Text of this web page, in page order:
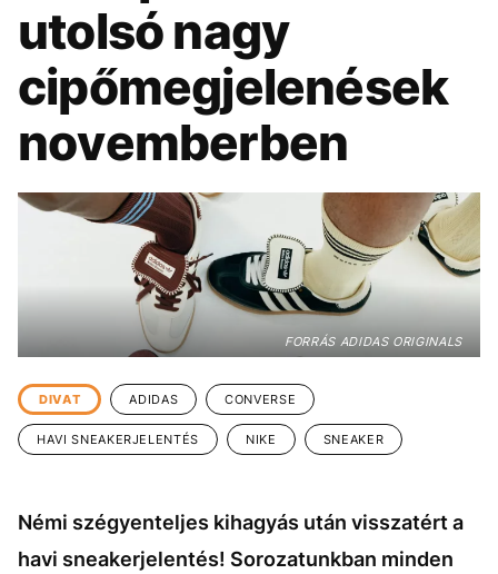
ÉLETMÓD DESIGN
BESZÉLGETÉSEK ARCOK
VIDEÓ TÖRTÉNETEK
GASZTRO
utolsó nagy
cipőmegjelenések
novemberben
FORRÁS ADIDAS ORIGINALS
DIVAT ADIDAS CONVERSE
HAVI SNEAKERJELENTÉS NIKE SNEAKER
Némi szégyenteljes kihagyás után visszatért a
havi sneakerjelentés! Sorozatunkban minden